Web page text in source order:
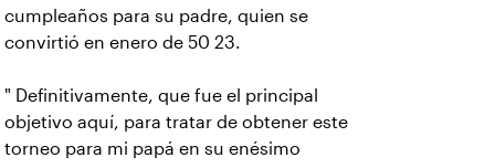
cumpleaños para su padre, quien se
convirtió en enero de 50 23.
" Definitivamente, que fue el principal
objetivo aquí, para tratar de obtener este
torneo para mi papá en su enésimo